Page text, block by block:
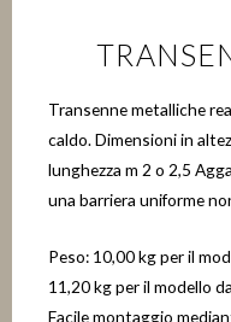
Transenne metalliche
caldo. Dimensioni in
lunghezza m 2 o 2,5
una barriera uniforme
Peso: 10,00 kg per il
11,20 kg per il modello
Facile montaggio